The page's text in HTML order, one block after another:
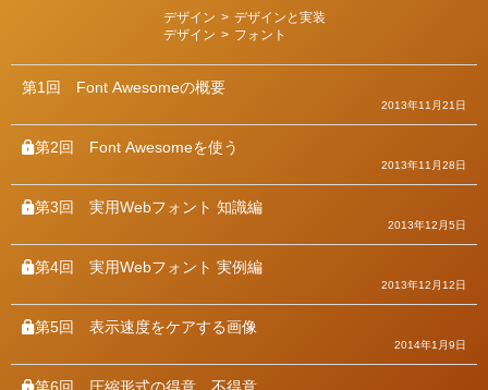
カ
テ
ゴ
リ
デザイン > デザインと実装
デザイン > フォント
第1回 Font Awesomeの概要
2013年11月21日
第2回 Font Awesomeを使う
2013年11月28日
第3回 実用Webフォント 知識編
2013年12月5日
第4回 実用Webフォント 実例編
2013年12月12日
第5回 表示速度をケアする画像
2014年1月9日
第6回 圧縮形式の得意、不得意